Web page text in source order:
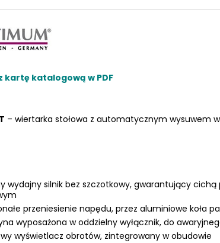
kartę katalogową w PDF
– wiertarka stołowa z automatycznym wysuwem
wydajny silnik bez szczotkowy, gwarantujący
przeniesienie napędu, przez aluminiowe koła
wyposażona w oddzielny wyłącznik, do
wyświetlacz obrotów, zintegrowany w obudowie